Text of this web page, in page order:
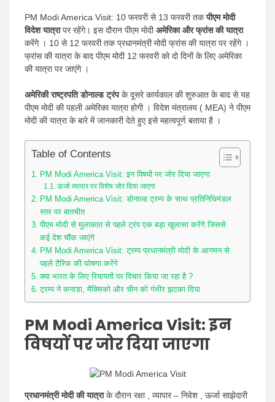
PM Modi America Visit: 10 फरवरी से 13 फरवरी तकपीएम मोदी
विदेश यात्रापर रहेंगे। इस दौरान पीएम मोदीअमेरिका और फ्रांस की यात्रा
करेंगे । 10 से 12 फरवरी तक प्रधानमंत्री मोदी फ्रांस की यात्रा पर रहेंगे ।
फ्रांस की यात्रा के बाद पीएम मोदी 12 फरवरी को दो दिनों के लिए अमेरिका
की यात्रा पर जाएंगे ।
अमेरिकी राष्ट्रपति डोनाल्ड ट्रंपके दूसरे कार्यकाल की शुरुआत के बाद से यह
पीएम मोदी की पहली अमेरिका यात्रा होगी । विदेश मंत्रालय ( MEA) ने पीएम
मोदी की यात्रा के बारे में जानकारी देते हुए इसे महत्वपूर्ण बताया है ।
Table of Contents
PM Modi America Visit: इन विषयों पर जोर दिया जाएगा
ऊर्जा व्यापार पर विशेष जोर दिया जाएगा
PM Modi America Visit: डोनाल्ड ट्रम्प के साथ प्रतिनिधिमंडल
स्तर पर बातचीत
पीएम मोदी से मुलाकात से पहले ट्रंप एक बड़ा खुलासा करेंगे जिससे
कई देश चौंक जाएंगे
PM Modi America Visit: ट्रम्प प्रधानमंत्री मोदी के आगमन से
पहले टैरिफ की घोषणा करेंगे
क्या भारत के लिए रियायतों पर विचार किया जा रहा है ?
ट्रम्प ने कनाडा, मैक्सिको और चीन को गंभीर झटका दिया
PM Modi America Visit: इन
विषयों पर जोर दिया जाएगा
प्रधानमंत्री मोदी की यात्राके दौरान रक्षा , व्यापार – निवेश , ऊर्जा साझेदारी